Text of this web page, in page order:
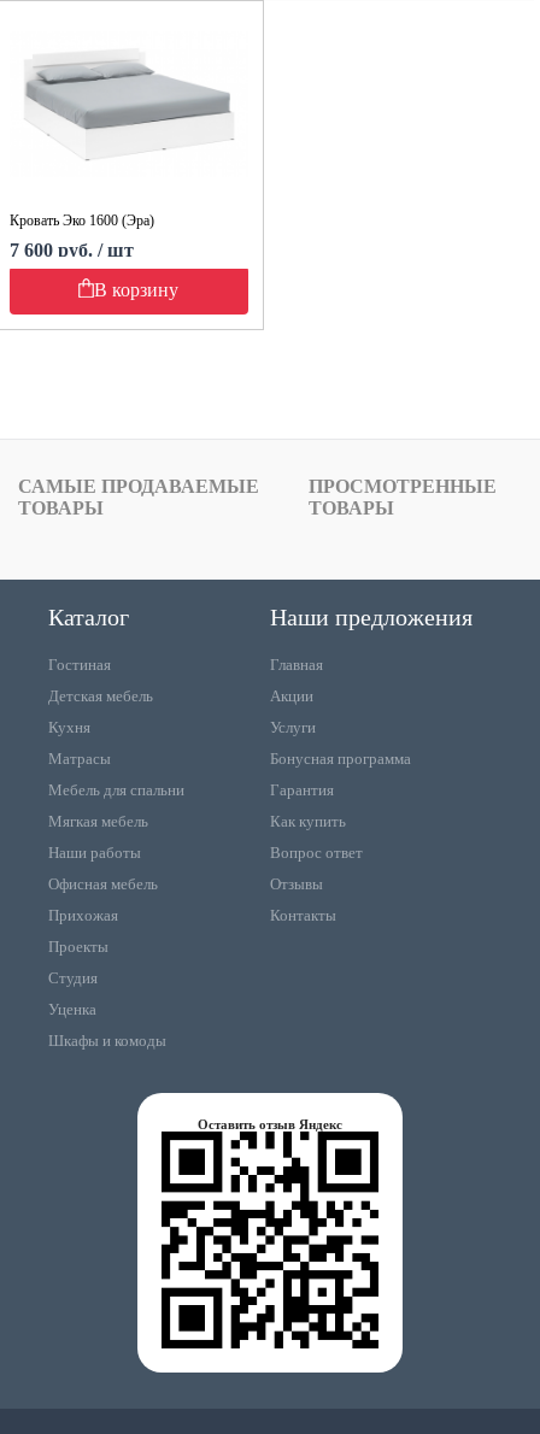
Кровать Эко 1600 (Эра)
7 600 руб. / шт
В корзину
САМЫЕ ПРОДАВАЕМЫЕ
ТОВАРЫ
ПРОСМОТРЕННЫЕ
ТОВАРЫ
Каталог
Гостиная
Детская мебель
Кухня
Матрасы
Мебель для спальни
Мягкая мебель
Наши работы
Офисная мебель
Прихожая
Проекты
Студия
Уценка
Шкафы и комоды
Наши предложения
Главная
Акции
Услуги
Бонусная программа
Гарантия
Как купить
Вопрос ответ
Отзывы
Контакты
Оставить отзыв Яндекс